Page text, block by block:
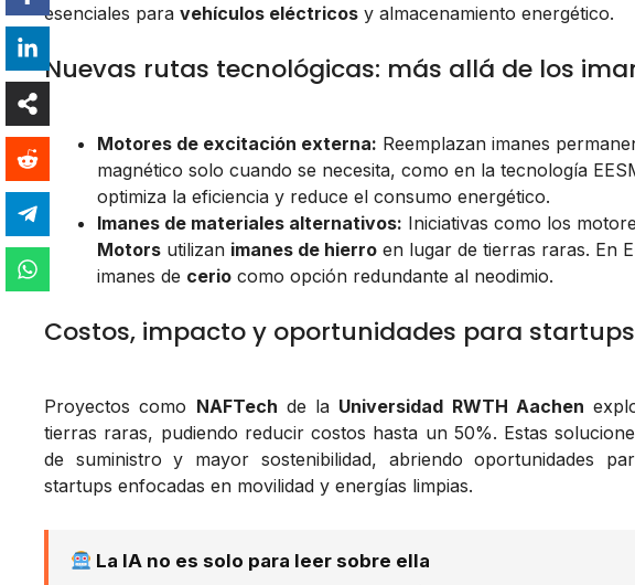
esenciales para vehículos eléctricos y almacenamiento energético.
Nuevas rutas tecnológicas: más allá de los
Motores de excitación externa: Reemplazan imanes
magnético solo cuando se necesita, como en la tecnología
optimiza la eficiencia y reduce el consumo energético.
Imanes de materiales alternativos: Iniciativas como los
Motors utilizan imanes de hierro en lugar de tierras raras. En
imanes de cerio como opción redundante al neodimio.
Costos, impacto y oportunidades para startups
Proyectos como NAFTech de la Universidad RWTH Aachen
tierras raras, pudiendo reducir costos hasta un 50%. Estas
de suministro y mayor sostenibilidad, abriendo oportunidades
startups enfocadas en movilidad y energías limpias.
La IA no es solo para leer sobre ella